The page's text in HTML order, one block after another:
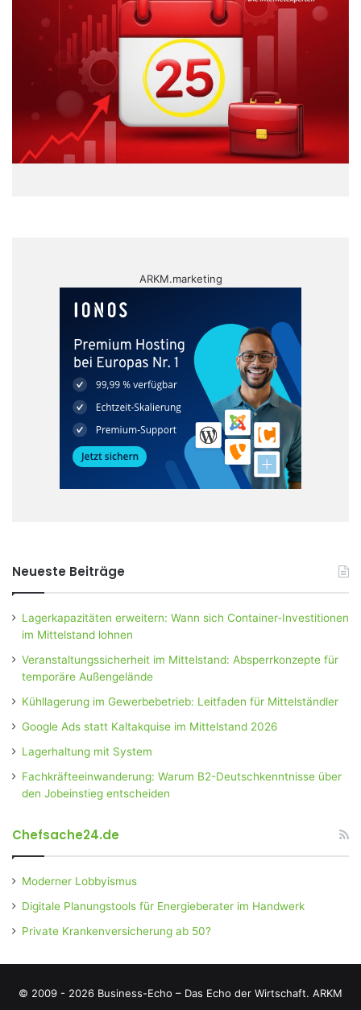
ARKM.marketing
Neueste Beiträge
Lagerkapazitäten erweitern: Wann sich Container-Investitionen
im Mittelstand lohnen
Veranstaltungssicherheit im Mittelstand: Absperrkonzepte für
temporäre Außengelände
Kühllagerung im Gewerbebetrieb: Leitfaden für Mittelständler
Google Ads statt Kaltakquise im Mittelstand 2026
Lagerhaltung mit System
Fachkräfteeinwanderung: Warum B2-Deutschkenntnisse über
den Jobeinstieg entscheiden
Chefsache24.de
Moderner Lobbyismus
Digitale Planungstools für Energieberater im Handwerk
Private Krankenversicherung ab 50?
© 2009 - 2026 Business-Echo – Das Echo der Wirtschaft. ARKM